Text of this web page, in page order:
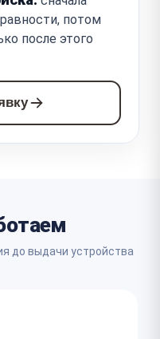
потом
после этого
до выдачи устройства